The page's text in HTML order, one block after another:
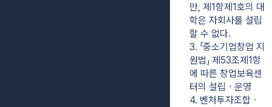
만, 제1항제1호의 대
학은 자회사를 설립
할 수 없다.
3. 「중소기업창업 지
원법」 제53조제1항
에 따른 창업보육센
터의 설립ㆍ운영
4. 벤처투자조합ㆍ